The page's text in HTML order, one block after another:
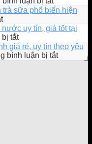
mắt
EMOJI
phiên
bản
giới
hạn
“Ngọt
đi
cùng
mẫu
Ly
trà sữa phổ biến hiện
ở
Top
5
phần
mềm
quản
nước uy tín, giá tốt tại
tắtở
Top
10
giá rẻ, uy tín theo yêu
bình luận bị tắtở